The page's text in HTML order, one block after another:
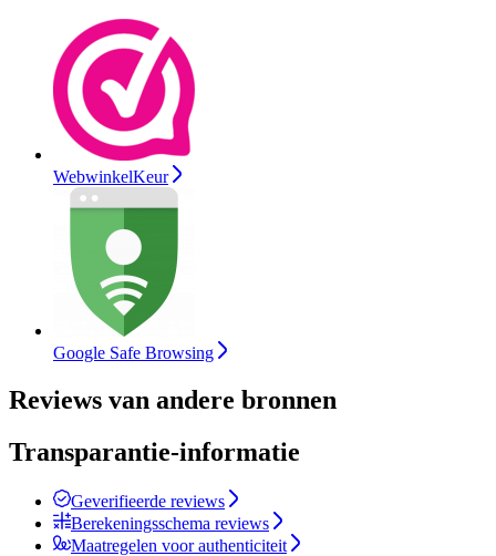
WebwinkelKeur
Google Safe Browsing
Reviews van andere bronnen
Transparantie-informatie
Geverifieerde reviews
Berekeningsschema reviews
Maatregelen voor authenticiteit